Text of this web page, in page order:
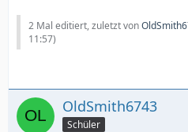
2 Mal editiert, zuletzt von
11:57)
OldSmith6743
Schüler